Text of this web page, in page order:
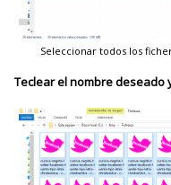
Seleccionar todos los
Teclear el nombre deseado